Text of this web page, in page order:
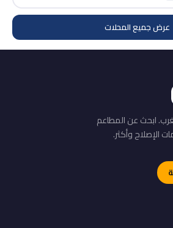
عرض جميع المحلات
ابحث عن المطاعم
الإصلاح وأكثر.